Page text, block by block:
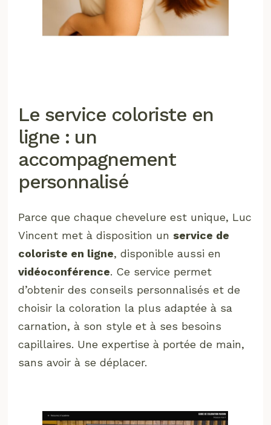
Le service coloriste en
ligne : un
accompagnement
personnalisé
Parce que chaque chevelure est unique, Luc
Vincent met à disposition un service de
coloriste en ligne, disponible aussi en
vidéoconférence. Ce service permet
d’obtenir des conseils personnalisés et de
choisir la coloration la plus adaptée à sa
carnation, à son style et à ses besoins
capillaires. Une expertise à portée de main,
sans avoir à se déplacer.